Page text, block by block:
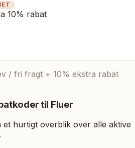
10% rabat
/ fri fragt + 10% ekstra rabat
til Fluer
hurtigt overblik over alle aktive